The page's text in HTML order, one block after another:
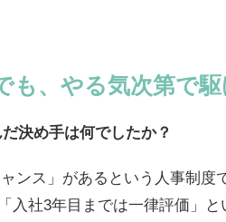
も、やる気次第で
決め手は何でしたか？
ンス」があるという人事制度
入社3年目までは一律評価」と